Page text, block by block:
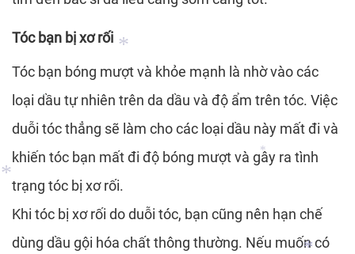
*
*
*
*
Tóc bạn bị xơ rối
Tóc bạn bóng mượt và khỏe mạnh là nhờ vào các
loại dầu tự nhiên trên da dầu và độ ẩm trên tóc. Việc
duỗi tóc thẳng sẽ làm cho các loại dầu này mất đi và
khiến tóc bạn mất đi độ bóng mượt và gây ra tình
trạng tóc bị xơ rối.
Khi tóc bị xơ rối do duỗi tóc, bạn cũng nên hạn chế
dùng dầu gội hóa chất thông thường. Nếu muốn có